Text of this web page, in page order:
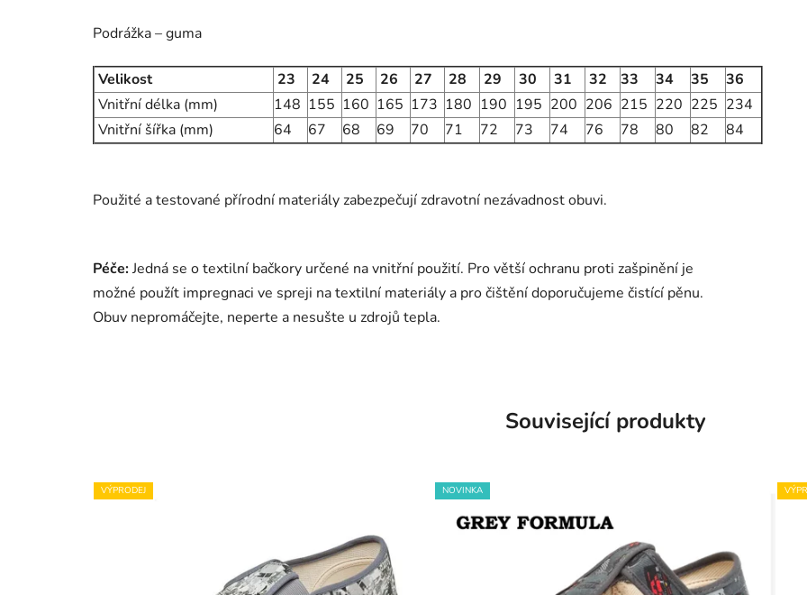
Podrážka – guma
Velikost 23 24 25 26 27 28 29 30 31 32 33 34 35
36
Vnitřní délka (mm)
148 155 160 165 173 180 190 195 200 206 215 220 225 234
Vnitřní šířka (mm)
64 67 68 69 70 71 72 73 74 76 78 80 82 84
Použité a testované přírodní materiály zabezpečují zdravotní nezávadnost obuvi.
Péče:Jedná se o textilní bačkory určené na vnitřní použití. Pro větší ochranu proti zašpinění je
možné použít impregnaci ve spreji na textilní materiály a pro čištění doporučujeme čistící pěnu.
Obuv nepromáčejte, neperte a nesušte u zdrojů tepla.
Související produkty
VÝPRODEJ NOVINKA